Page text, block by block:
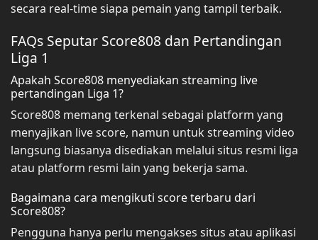
secara real-time siapa pemain yang tampil terbaik.
FAQs Seputar Score808 dan Pertandingan
Liga 1
Apakah Score808 menyediakan streaming live
pertandingan Liga 1?
Score808 memang terkenal sebagai platform yang
menyajikan live score, namun untuk streaming video
langsung biasanya disediakan melalui situs resmi liga
atau platform resmi lain yang bekerja sama.
Bagaimana cara mengikuti score terbaru dari
Score808?
Pengguna hanya perlu mengakses situs atau aplikasi